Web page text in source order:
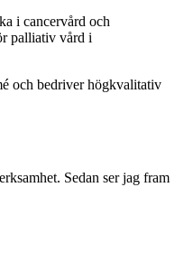
i cancervård och
palliativ vård i
och bedriver högkvalitativ
Sedan ser jag fram